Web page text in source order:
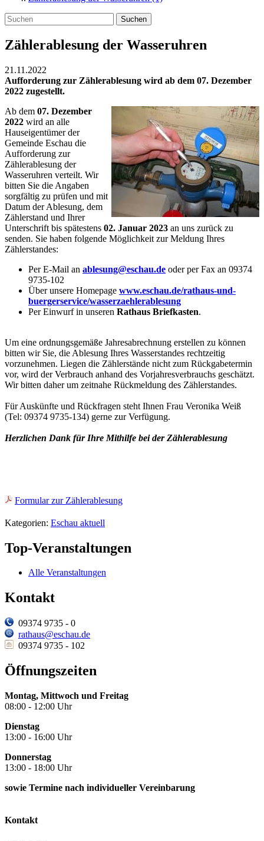
Suchen
Zählerablesung der Wasseruhren
21.11.2022
Aufforderung zur Zählerablesung wird ab dem 07. Dezember
2022 zugestellt.
Ab dem 07. Dezember
2022 wird an alle
Hauseigentümer der
Gemeinde Eschau die
Aufforderung zur
Zählerablesung der
Wasseruhren verteilt. Wir
bitten Sie die Angaben
sorgfältig zu prüfen und mit
Datum der Ablesung, dem
Zählerstand und Ihrer
Unterschrift bis spätestens 02. Januar 2023 an uns zurück zu
senden. Sie haben folgende Möglichkeit zur Meldung Ihres
Zählerstandes:
Per E-Mail an ablesung@eschau.de oder per Fax an 09374
9735-102
Über unsere Homepage www.eschau.de/rathaus-und-
buergerservice/wasserzaehlerablesung
Per Einwurf in unseren Rathaus Briefkasten.
Um eine ordnungsgemäße Jahresabrechnung erstellen zu können
bitten wir Sie, die Ablesung Ihres Wasserstandes rechtzeitig
vorzunehmen. Liegen die Zählerstände nicht zum Rückgabetermin
vor, wird der Verbrauch anhand des Vorjahresverbrauchs geschätzt.
Wir bitten daher um zeitnahe Rückmeldung des Zählerstandes.
Für Auskünfte und Rückfragen steht Ihnen Frau Veronika Weiß
(Tel: 09374 9735-134) gerne zur Verfügung.
Herzlichen Dank für Ihre Mithilfe bei der Zählerablesung
Formular zur Zählerablesung
Kategorien: Eschau aktuell
Top-Veranstaltungen
Alle Veranstaltungen
Kontakt
09374 9735 - 0
rathaus@eschau.de
09374 9735 - 102
Öffnungszeiten
Montag, Mittwoch und Freitag
08:00 - 12:00 Uhr
Dienstag
13:00 - 16:00 Uhr
Donnerstag
13:00 - 18:00 Uhr
sowie Termine nach individueller Vereinbarung
Kontakt